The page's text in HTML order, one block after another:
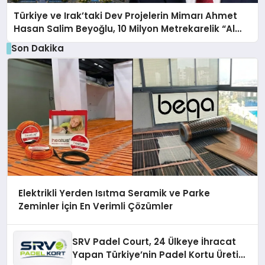
Türkiye ve Irak’taki Dev Projelerin Mimarı Ahmet
Hasan Salim Beyoğlu, 10 Milyon Metrekarelik “Al
Yusuf Holding Industrial City” Projesini Hayata
Geçirecek
Son Dakika
Elektrikli Yerden Isıtma Seramik ve Parke
Zeminler İçin En Verimli Çözümler
SRV Padel Court, 24 Ülkeye İhracat
Yapan Türkiye’nin Padel Kortu Üretim